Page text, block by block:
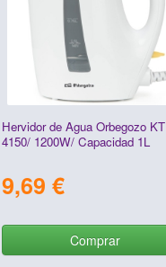
Hervidor de Agua Orbegozo KT
4150/ 1200W/ Capacidad 1L
9,69 €
Comprar